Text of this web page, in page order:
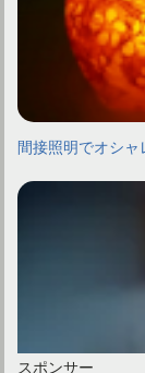
間接照明でオシ
スポンサー